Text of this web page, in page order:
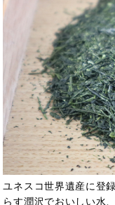
ユネスコ世界遺産に登
らす潤沢でおいしい水